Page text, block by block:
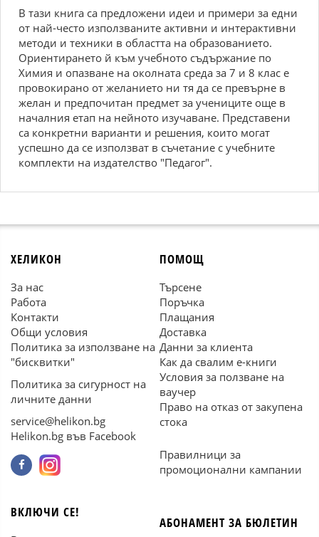
В тази книга са предложени идеи и примери за едни
от най-често използваните активни и интерактивни
методи и техники в областта на образованието.
Ориентирането й към учебното съдържание по
Химия и опазване на околната среда за 7 и 8 клас е
провокирано от желанието ни тя да се превърне в
желан и предпочитан предмет за учениците още в
началния етап на нейното изучаване. Представени
са конкретни варианти и решения, които могат
успешно да се използват в съчетание с учебните
комплекти на издателство "Педагог".
ХЕЛИКОН
За нас
Работа
Контакти
Общи условия
Политика за използване на
"бисквитки"
Политика за сигурност на
личните данни
service@helikon.bg
Helikon.bg във Facebook
ПОМОЩ
Търсене
Поръчка
Плащания
Доставка
Данни за клиента
Как да свалим е-книги
Условия за ползване на
ваучер
Право на отказ от закупена
стока
Правилници за
промоционални кампании
ВКЛЮЧИ СЕ!
АБОНАМЕНТ ЗА БЮЛЕТИН